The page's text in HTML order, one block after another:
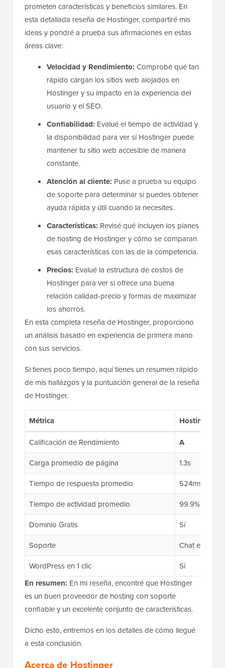
prometen características y beneficios similares. En
esta detallada reseña de Hostinger, compartiré mis
ideas y pondré a prueba sus afirmaciones en estas
áreas clave:
Velocidad y Rendimiento: Comprobé qué tan
rápido cargan los sitios web alojados en
Hostinger y su impacto en la experiencia del
usuario y el SEO.
Confiabilidad: Evalué el tiempo de actividad y
la disponibilidad para ver si Hostinger puede
mantener tu sitio web accesible de manera
constante.
Atención al cliente: Puse a prueba su equipo
de soporte para determinar si puedes obtener
ayuda rápida y útil cuando la necesites.
Características: Revisé qué incluyen los planes
de hosting de Hostinger y cómo se comparan
esas características con las de la competencia.
Precios: Evalué la estructura de costos de
Hostinger para ver si ofrece una buena
relación calidad-precio y formas de maximizar
los ahorros.
En esta completa reseña de Hostinger, proporciono
un análisis basado en experiencia de primera mano
con sus servicios.
Si tienes poco tiempo, aquí tienes un resumen rápido
de mis hallazgos y la puntuación general de la reseña
de Hostinger.
Métrica
Hostinger
Calificación de Rendimiento
A
Carga promedio de página
1.3s
Tiempo de respuesta promedio
524ms
Tiempo de actividad promedio
99.9%
Dominio Gratis
Sí
Soporte
Chat en vivo
WordPress en 1 clic
Sí
En resumen: En mi reseña, encontré que Hostinger
es un buen proveedor de hosting con soporte
confiable y un excelente conjunto de características.
Dicho esto, entremos en los detalles de cómo llegué
a esta conclusión.
Acerca de Hostinger